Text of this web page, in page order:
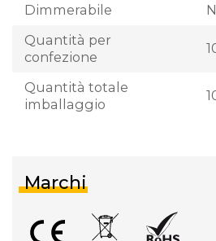
Dimmerabile
Quantità per
confezione
Quantità totale
imballaggio
Marchi